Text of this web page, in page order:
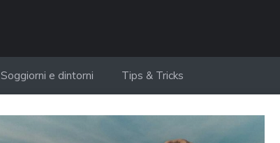
Soggiorni e dintorni Tips & Tricks